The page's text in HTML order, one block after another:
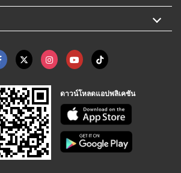
ดาวน์โหลดแอปพลิเคชัน